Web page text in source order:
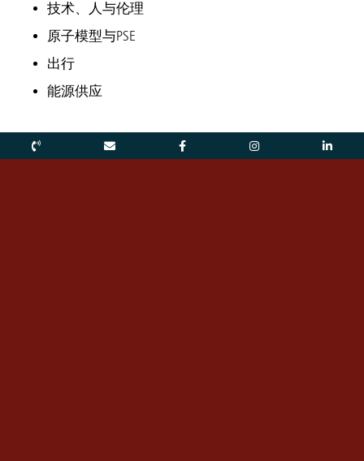
技术、人与伦理
原子模型与PSE
出行
能源供应